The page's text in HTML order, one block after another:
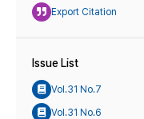
Export Citation
Issue List
Vol.31 No.7
Vol.31 No.6